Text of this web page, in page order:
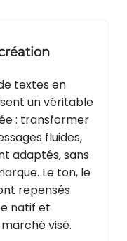
textes en
un véritable
: transformer
fluides,
adaptés, sans
Le ton, le
repensés
natif et
visé.